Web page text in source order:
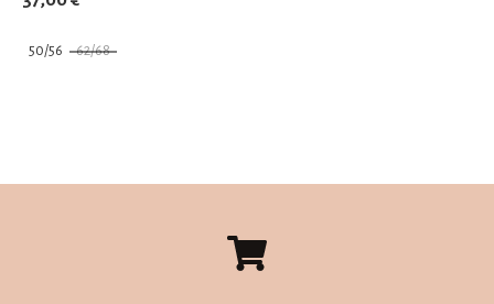
50/56 62/68
useampi